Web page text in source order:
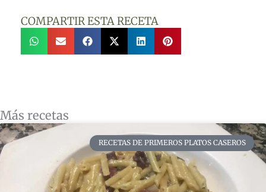
COMPARTIR ESTA RECETA
Más recetas
RECETAS DE PRIMEROS PLATOS CASEROS